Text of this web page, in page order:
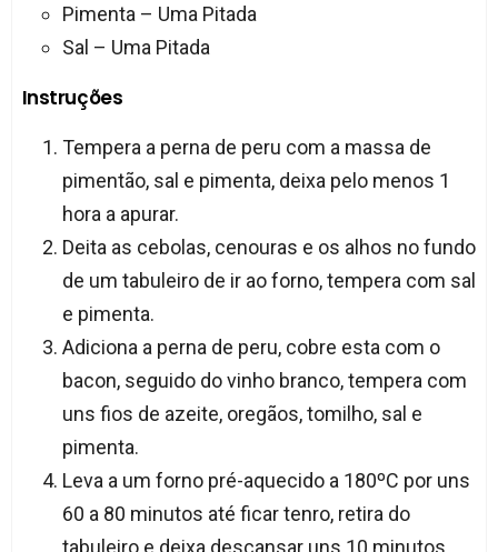
Pimenta – Uma Pitada
Sal – Uma Pitada
Instruções
Tempera a perna de peru com a massa de
pimentão, sal e pimenta, deixa pelo menos 1
hora a apurar.
Deita as cebolas, cenouras e os alhos no fundo
de um tabuleiro de ir ao forno, tempera com sal
e pimenta.
Adiciona a perna de peru, cobre esta com o
bacon, seguido do vinho branco, tempera com
uns fios de azeite, oregãos, tomilho, sal e
pimenta.
Leva a um forno pré-aquecido a 180ºC por uns
60 a 80 minutos até ficar tenro, retira do
tabuleiro e deixa descansar uns 10 minutos